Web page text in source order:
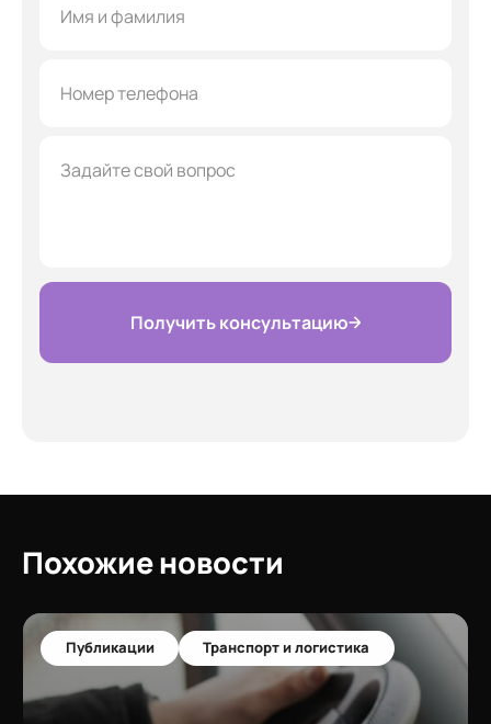
Получить консультацию
Похожие новости
Публикации Транспорт и логистика